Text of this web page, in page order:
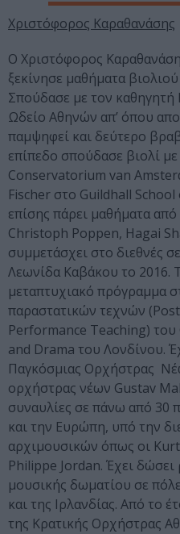
Χριστόφορος Καραθανάσης
Ο Χριστόφορος
ξεκίνησε μαθήματα
Σπούδασε με τον
Ωδείο Αθηνών απ’ όπου
παμψηφεί και δεύτερο
επίπεδο σπούδασε βιολί
Conservatorium van
Fischer στο Guildhall
επίσης πάρει μαθήματα
Christoph Poppen, Hagai
συμμετάσχει στο διεθνές
Λεωνίδα Καβάκου το 2016.
μεταπτυχιακό πρόγραμμα
παραστατικών τεχνών
Performance Teaching)
and Drama του Λονδίνου.
Παγκόσμιας Ορχήστρας
ορχήστρας νέων Gustav
συναυλίες σε πάνω από 30
και την Ευρώπη, υπό την
αρχιμουσικών όπως οι
Philippe Jordan. Έχει δώσει
μουσικής δωματίου σε
και της Ιρλανδίας. Από το
της Κρατικής Ορχήστρας